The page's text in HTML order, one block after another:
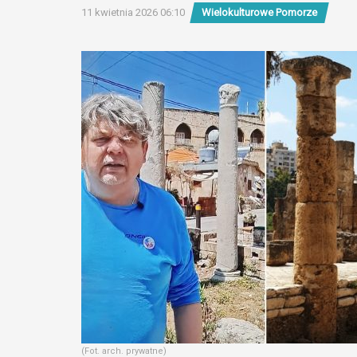
11 kwietnia 2026 06:10 Wielokulturowe Pomorze
(Fot. arch. prywatne)